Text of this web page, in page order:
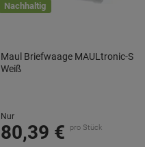
Nachhaltig
Maul Briefwaage MAULtronic-S
Weiß
Nur
80,39 € pro Stück